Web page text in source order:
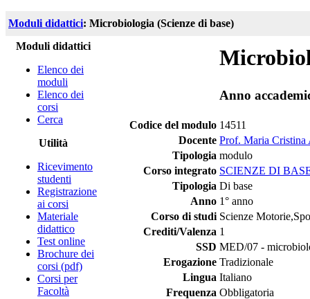
Moduli didattici: Microbiologia (Scienze di base)
Moduli didattici
Elenco dei
moduli
Elenco dei
corsi
Cerca
Utilità
Ricevimento
studenti
Registrazione
ai corsi
Materiale
didattico
Test online
Brochure dei
corsi (pdf)
Corsi per
Facoltà
Anno
Codice del modulo 14511
Docente Prof. Maria Cristina
Tipologia modulo
Corso integrato SCIENZE DI
Tipologia Di base
Anno 1° anno
Corso di studi Scienze
Crediti/Valenza 1
SSD MED/07 -
Erogazione Tradizionale
Lingua Italiano
Frequenza Obbligatoria